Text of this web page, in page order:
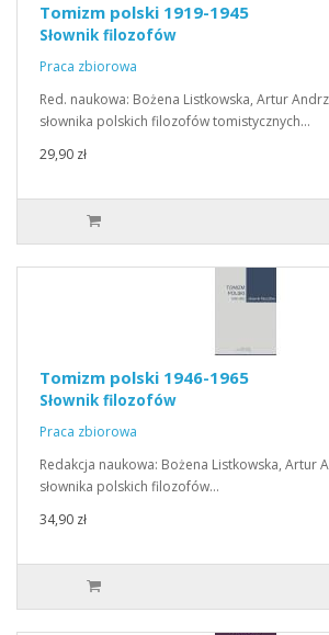
Tomizm polski 1919-1945
Słownik filozofów
Praca zbiorowa
Red. naukowa: Bożena Listkowska, Artur
słownika polskich filozofów tomistycznych…
29,90 zł
Tomizm polski 1946-1965
Słownik filozofów
Praca zbiorowa
Redakcja naukowa: Bożena Listkowska, Artur
słownika polskich filozofów…
34,90 zł